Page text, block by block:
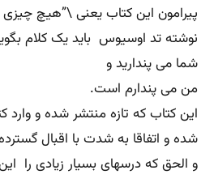
پیرامون این کتاب یعنی \”هیچ
نوشته تد اوسیوس باید یک کلام
شما می پندارید و
من می پندارم است.
این کتاب که تازه منتشر شده و وارد
شده و اتفاقا به شدت با اقبال
و الحق که درسهای بسیار زیادی را